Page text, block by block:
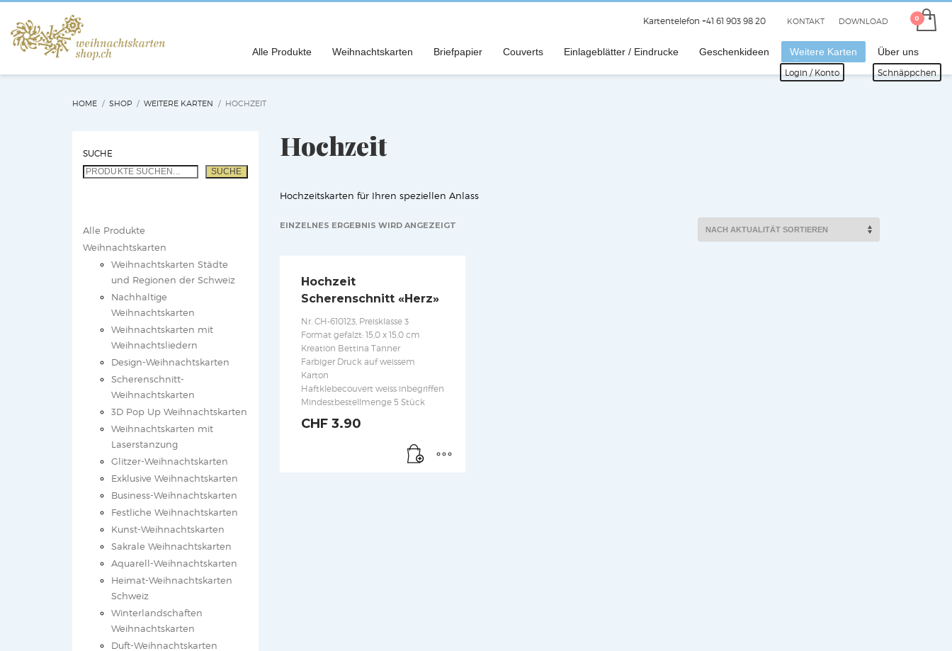
Kartentelefon +41 61 903 98 20 KONTAKT DOWNLOAD
Alle Produkte Weihnachtskarten Briefpapier Couverts Einlageblätter / Eindrucke Geschenkideen Weitere Karten Über uns
Login / Konto Schnäppchen
HOME SHOP WEITERE KARTEN HOCHZEIT
Hochzeit
Hochzeitskarten für Ihren speziellen Anlass
EINZELNES ERGEBNIS WIRD ANGEZEIGT
Hochzeit
Scherenschnitt «Herz»
Nr. CH-610123, Preisklasse 3
Format gefalzt: 15,0 x 15,0 cm
Kreation Bettina Tanner
Farbiger Druck auf weissem
Karton
Haftklebecouvert weiss inbegriffen
Mindestbestellmenge 5 Stück
CHF3.90
SUCHE
SUCHE
Alle Produkte
Weihnachtskarten
Weihnachtskarten Städte
und Regionen der Schweiz
Nachhaltige
Weihnachtskarten
Weihnachtskarten mit
Weihnachtsliedern
Design-Weihnachtskarten
Scherenschnitt-
Weihnachtskarten
3D Pop Up Weihnachtskarten
Weihnachtskarten mit
Laserstanzung
Glitzer-Weihnachtskarten
Exklusive Weihnachtskarten
Business-Weihnachtskarten
Festliche Weihnachtskarten
Kunst-Weihnachtskarten
Sakrale Weihnachtskarten
Aquarell-Weihnachtskarten
Heimat-Weihnachtskarten
Schweiz
Winterlandschaften
Weihnachtskarten
Duft-Weihnachtskarten